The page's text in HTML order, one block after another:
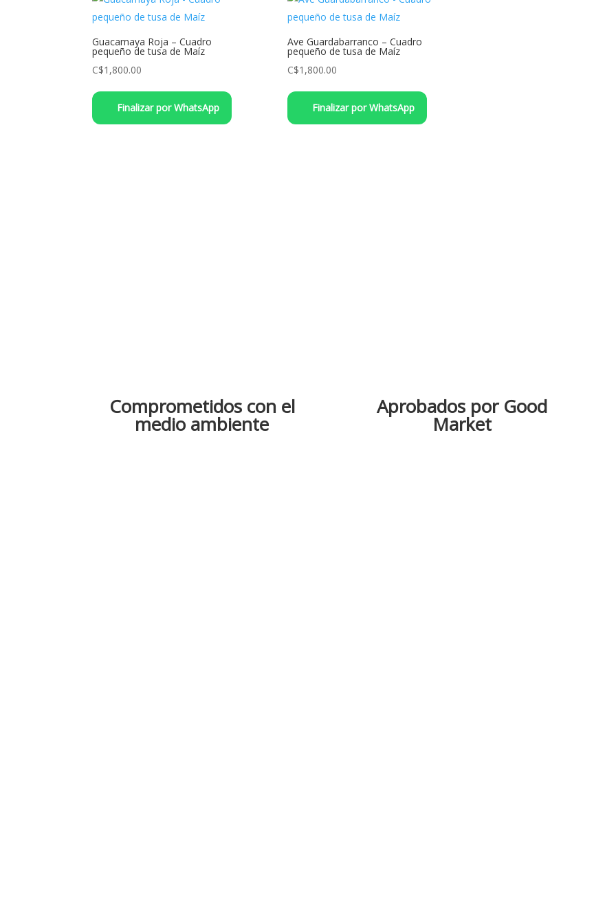
se
elegir
en
la
página
de
Guacamaya Roja – Cuadro
pequeño de tusa de Maíz
C$1,800.00
Finalizar por WhatsApp
Ave Guardabarranco – Cuadro
pequeño de tusa de Maíz
C$1,800.00
Finalizar por WhatsApp
Comprometidos con el
medio ambiente
Aprobados por Good
Market